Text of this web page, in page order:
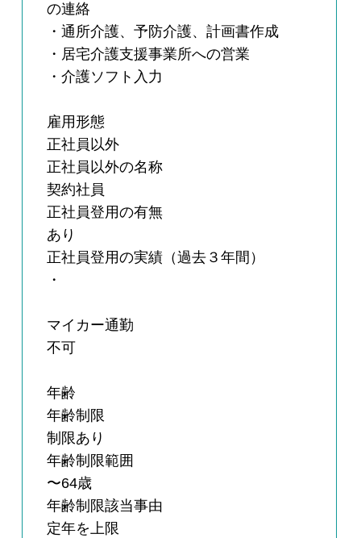
の連絡
・通所介護、予防介護、計画書作成
・居宅介護支援事業所への営業
・介護ソフト入力
雇用形態
正社員以外
正社員以外の名称
契約社員
正社員登用の有無
あり
正社員登用の実績（過去３年間）
・
マイカー通勤
不可
年齢
年齢制限
制限あり
年齢制限範囲
〜64歳
年齢制限該当事由
定年を上限